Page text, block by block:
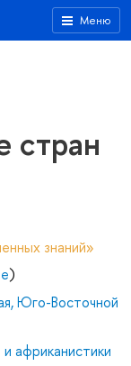
Меню
стран
знаний»
)
Юго-Восточной
африканистики